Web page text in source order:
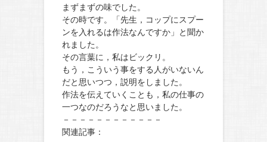
まずまずの味でした。
その時です。「先生，コップにスプー
ンを入れるは作法なんですか」と聞か
れました。
その言葉に，私はビックリ。
もう，こういう事をする人がいないん
だと思いつつ，説明をしました。
作法を伝えていくことも，私の仕事の
一つなのだろうなと思いました。
－－－－－－－－－－－－
関連記事：